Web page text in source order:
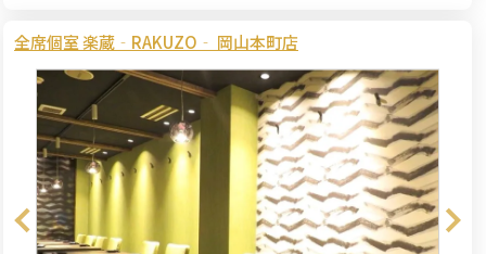
全席個室 楽蔵‐RAKUZO‐ 岡山本町店